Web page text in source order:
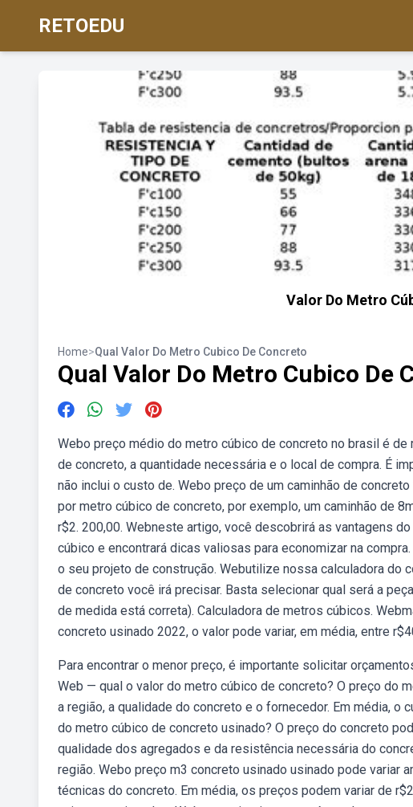
RETOEDU
Valor Do Metro
Home>Qual Valor Do Metro Cubico De Concreto
Qual Valor Do Metro Cubico De
Webo preço médio do metro cúbico de concreto no brasil é
de concreto, a quantidade necessária e o local de compra. É
não inclui o custo de. Webo preço de um caminhão de
por metro cúbico de concreto, por exemplo, um caminhão de
r$2. 200,00. Webneste artigo, você descobrirá as vantagens
cúbico e encontrará dicas valiosas para economizar na
o seu projeto de construção. Webutilize nossa calculadora do
de concreto você irá precisar. Basta selecionar qual será a
de medida está correta). Calculadora de metros cúbicos.
concreto usinado 2022, o valor pode variar, em média, entre
Para encontrar o menor preço, é importante solicitar
Web — qual o valor do metro cúbico de concreto? O preço do
a região, a qualidade do concreto e o fornecedor. Em média, o
do metro cúbico de concreto usinado? O preço do concreto
qualidade dos agregados e da resistência necessária do
região. Webo preço m3 concreto usinado usinado pode variar
técnicas do concreto. Em média, os preços podem variar de